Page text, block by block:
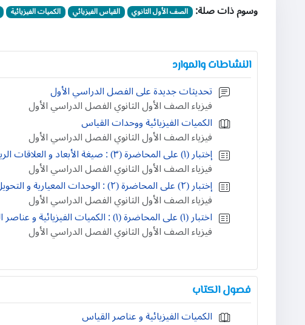
وسوم ذات صلة: الصف الأول الثانوي القياس الفيزيائي الكميات الفيزيائية
النشاطات والموارد
تحديثات جديدة على الفصل الدراسي الأول
فيزياء الصف الأول الثانوي الفصل الدراسي الأول
الكميات الفيزيائية ووحدات القياس
فيزياء الصف الأول الثانوي الفصل الدراسي الأول
إختبار (١) على المحاضرة (٣) : صيغة الأبعاد و العلاقات الرياضية
فيزياء الصف الأول الثانوي الفصل الدراسي الأول
إختبار (٢) على المحاضرة (٢) : الوحدات المعيارية و التحويل بين وحدات القياس
فيزياء الصف الأول الثانوي الفصل الدراسي الأول
اختبار (١) على المحاضرة (١) : الكميات الفيزيائية و عناصر القياس
فيزياء الصف الأول الثانوي الفصل الدراسي الأول
فصول الكتاب
الكميات الفيزيائية و عناصر القياس